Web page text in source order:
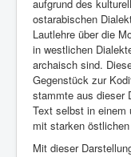
aufgrund des
ostarabischen
Lautlehre über die
in westlichen
archaisch sind.
Gegenstück zur
stammte aus dieser
Text selbst in einem
mit starken
Mit dieser